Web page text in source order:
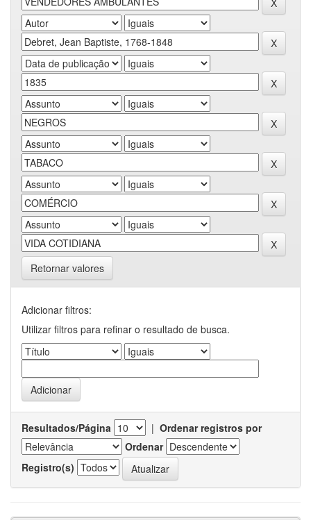
Retornar valores
Adicionar filtros:
Utilizar filtros para refinar o resultado de busca.
Resultados/Página | Ordenar registros por
Ordenar
Registro(s)